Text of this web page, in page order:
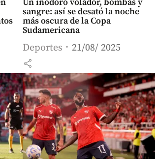
sangre: así se desató la noche
más oscura de la Copa
Sudamericana
Deportes 21/08/ 2025
share